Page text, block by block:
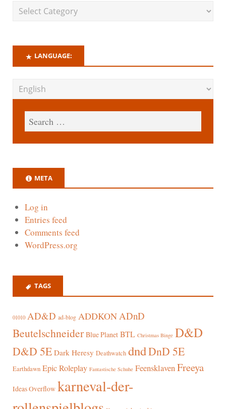
LANGUAGE:
META
Log in
Entries feed
Comments feed
WordPress.org
TAGS
01010 AD&D ad-blog ADDKON ADnD
Beutelschneider Blue Planet BTL Christmas Binge D&D
D&D 5E Dark Heresy Deathwatch dndDnD 5E
Earthdawn Epic Roleplay Fantastische Schuhe FeensklavenFreeya
Ideas Overflow karneval-der-